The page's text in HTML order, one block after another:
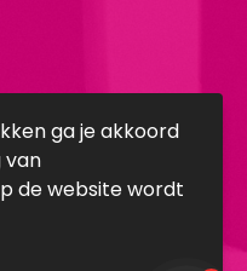
ga je akkoord
van
de website wordt